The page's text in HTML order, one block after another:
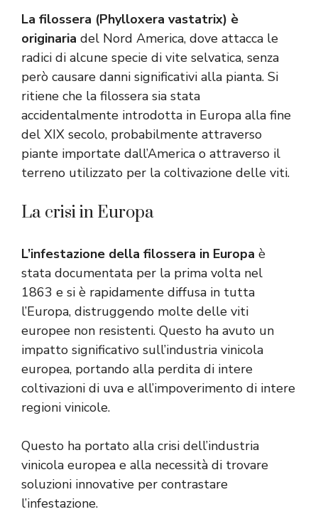
La filossera (Phylloxera vastatrix) è
originaria del Nord America, dove attacca le
radici di alcune specie di vite selvatica, senza
però causare danni significativi alla pianta. Si
ritiene che la filossera sia stata
accidentalmente introdotta in Europa alla fine
del XIX secolo, probabilmente attraverso
piante importate dall’America o attraverso il
terreno utilizzato per la coltivazione delle viti.
La crisi in Europa
L’infestazione della filossera in Europa è
stata documentata per la prima volta nel
1863 e si è rapidamente diffusa in tutta
l’Europa, distruggendo molte delle viti
europee non resistenti. Questo ha avuto un
impatto significativo sull’industria vinicola
europea, portando alla perdita di intere
coltivazioni di uva e all’impoverimento di intere
regioni vinicole.
Questo ha portato alla crisi dell’industria
vinicola europea e alla necessità di trovare
soluzioni innovative per contrastare
l’infestazione.